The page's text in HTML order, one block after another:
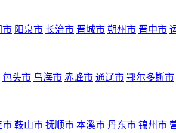
市 阳泉市 长治市 晋城市 朔州市 晋中市
包头市 乌海市 赤峰市 通辽市 鄂尔多斯市
市 鞍山市 抚顺市 本溪市 丹东市 锦州市